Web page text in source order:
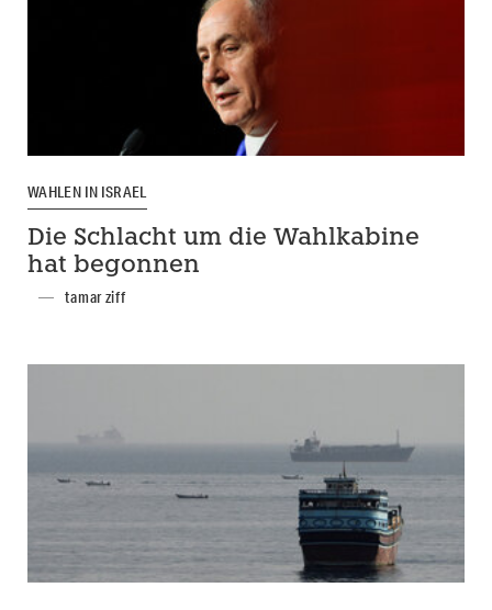
WAHLEN IN ISRAEL
Die Schlacht um die Wahlkabine
hat begonnen
tamar ziff